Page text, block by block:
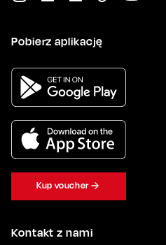
Kontakt z nami
Pobierz aplikację
Kup voucher